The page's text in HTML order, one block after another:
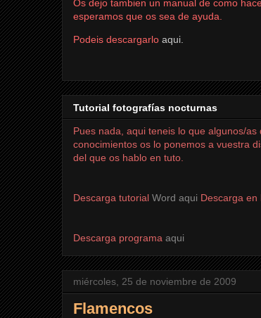
Os dejo tambien un manual de como
esperamos que os sea de ayuda.
Podeis descargarlo aqui.
Tutorial fotografías nocturnas
Pues nada, aqui teneis lo que algunos/
conocimientos os lo ponemos a vuestra
del que os hablo en tuto.
Descarga tutorial Word aqui Descarga en
Descarga programa aqui
miércoles, 25 de noviembre de 2009
Flamencos